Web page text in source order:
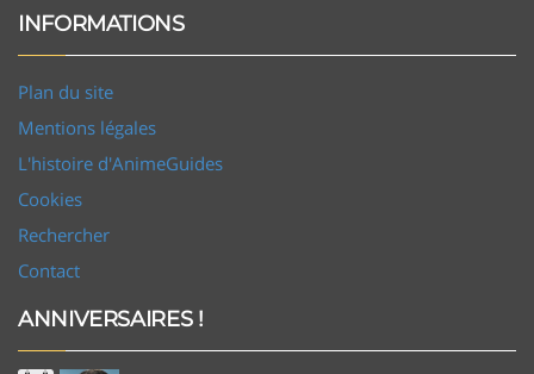
INFORMATIONS
Plan du site
Mentions légales
L'histoire d'AnimeGuides
Cookies
Rechercher
Contact
ANNIVERSAIRES !